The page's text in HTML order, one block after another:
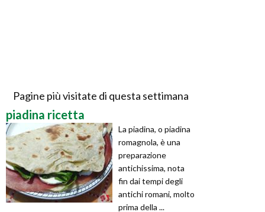
Pagine più visitate di questa settimana
piadina ricetta
La piadina, o piadina
romagnola, è una
preparazione
antichissima, nota
fin dai tempi degli
antichi romani, molto
prima della ...